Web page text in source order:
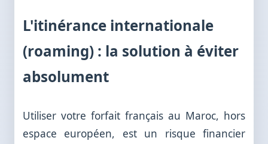
L'itinérance internationale
(roaming) : la solution à éviter
absolument
Utiliser votre forfait français au Maroc, hors
espace européen, est un risque financier